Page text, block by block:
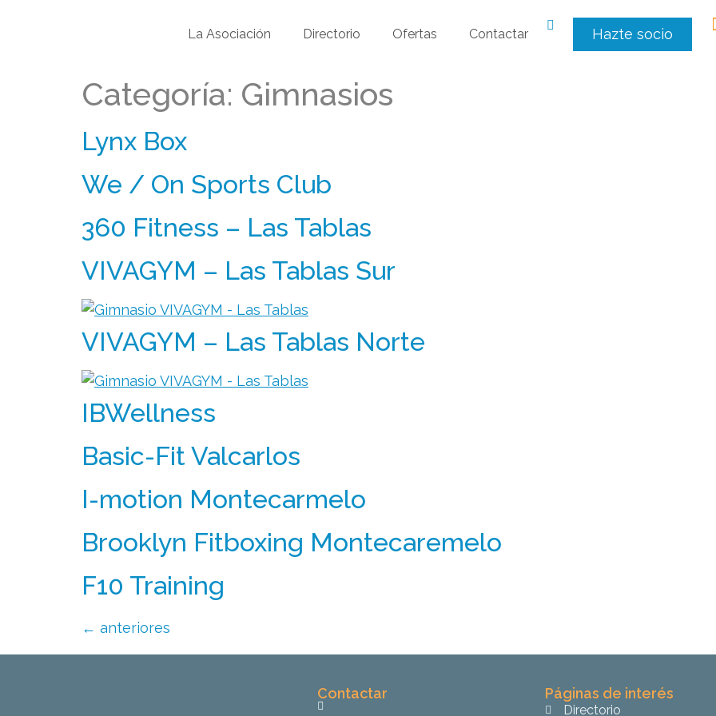
La Asociación Directorio Ofertas Contactar Hazte socio
Categoría: Gimnasios
Lynx Box
We / On Sports Club
360 Fitness – Las Tablas
VIVAGYM – Las Tablas Sur
VIVAGYM – Las Tablas Norte
IBWellness
Basic-Fit Valcarlos
I-motion Montecarmelo
Brooklyn Fitboxing Montecaremelo
F10 Training
← anteriores
Contactar Páginas de interés
Directorio